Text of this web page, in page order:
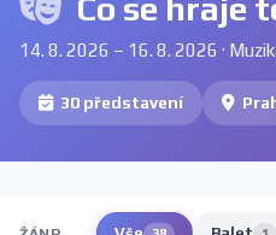
Co se hraje
14. 8. 2026 – 16. 8. 2026 ·
30 představení